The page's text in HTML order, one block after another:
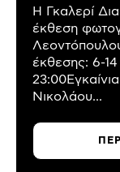
Η Γκαλερί
έκθεση
έκθεσης: 6-
Νικολάου...